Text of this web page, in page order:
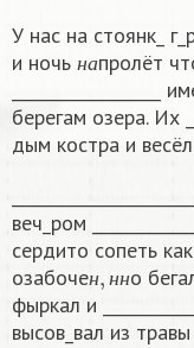
У нас на стоянк_
и ночь
н а
н апролёт
берегам озера. Их
дым костра и
веч_ром
сердито сопеть
озабочен нн
н,нн о
фыркал и
высов_вал из